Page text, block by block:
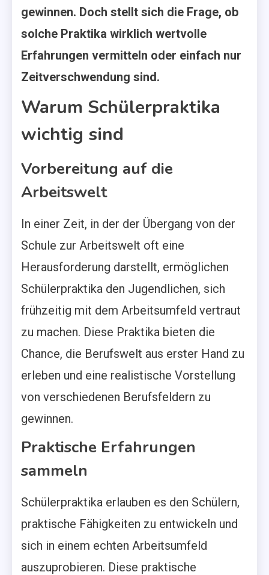
gewinnen. Doch stellt sich die Frage, ob
solche Praktika wirklich wertvolle
Erfahrungen vermitteln oder einfach nur
Zeitverschwendung sind.
Warum Schülerpraktika
wichtig sind
Vorbereitung auf die
Arbeitswelt
In einer Zeit, in der der Übergang von der
Schule zur Arbeitswelt oft eine
Herausforderung darstellt, ermöglichen
Schülerpraktika den Jugendlichen, sich
frühzeitig mit dem Arbeitsumfeld vertraut
zu machen. Diese Praktika bieten die
Chance, die Berufswelt aus erster Hand zu
erleben und eine realistische Vorstellung
von verschiedenen Berufsfeldern zu
gewinnen.
Praktische Erfahrungen
sammeln
Schülerpraktika erlauben es den Schülern,
praktische Fähigkeiten zu entwickeln und
sich in einem echten Arbeitsumfeld
auszuprobieren. Diese praktische